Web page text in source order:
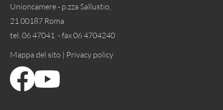
Unioncamere - p.zza Sallustio,
21 00187 Roma
tel. 06 47041 - fax 06 4704240
Mappa del sito | Privacy policy